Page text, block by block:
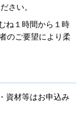
さい。
ね１時間から１時
のご要望により柔
資材等はお申込み